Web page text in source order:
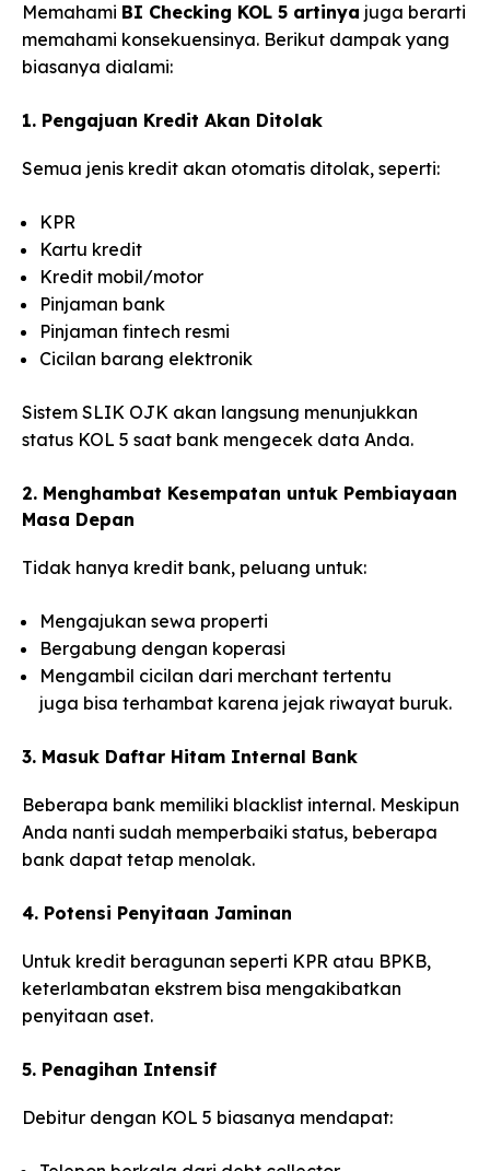
Memahami BI Checking KOL 5 artinya juga berarti
memahami konsekuensinya. Berikut dampak yang
biasanya dialami:
1. Pengajuan Kredit Akan Ditolak
Semua jenis kredit akan otomatis ditolak, seperti:
KPR
Kartu kredit
Kredit mobil/motor
Pinjaman bank
Pinjaman fintech resmi
Cicilan barang elektronik
Sistem SLIK OJK akan langsung menunjukkan
status KOL 5 saat bank mengecek data Anda.
2. Menghambat Kesempatan untuk Pembiayaan
Masa Depan
Tidak hanya kredit bank, peluang untuk:
Mengajukan sewa properti
Bergabung dengan koperasi
Mengambil cicilan dari merchant tertentu
juga bisa terhambat karena jejak riwayat buruk.
3. Masuk Daftar Hitam Internal Bank
Beberapa bank memiliki blacklist internal. Meskipun
Anda nanti sudah memperbaiki status, beberapa
bank dapat tetap menolak.
4. Potensi Penyitaan Jaminan
Untuk kredit beragunan seperti KPR atau BPKB,
keterlambatan ekstrem bisa mengakibatkan
penyitaan aset.
5. Penagihan Intensif
Debitur dengan KOL 5 biasanya mendapat: